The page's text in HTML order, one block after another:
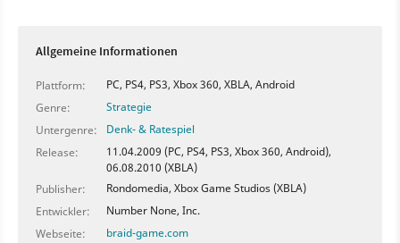
Allgemeine Informationen
Plattform:
PC, PS4, PS3, Xbox 360, XBLA, Android
Genre:
Strategie
Untergenre:
Denk- & Ratespiel
Release:
11.04.2009 (PC, PS4, PS3, Xbox 360, Android),
06.08.2010 (XBLA)
Publisher:
Rondomedia, Xbox Game Studios (XBLA)
Entwickler:
Number None, Inc.
Webseite:
braid-game.com